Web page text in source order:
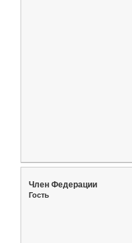
Член Федерации
Гость